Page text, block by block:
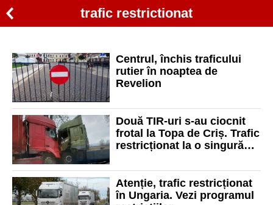
trafic restrictionat
Centrul, închis traficului
rutier în noaptea de
Revelion
Două TIR-uri s-au ciocnit
frotal la Topa de Criș. Trafic
restricționat la o singură
Atenție, trafic restricționat
în Ungaria. Vezi programul